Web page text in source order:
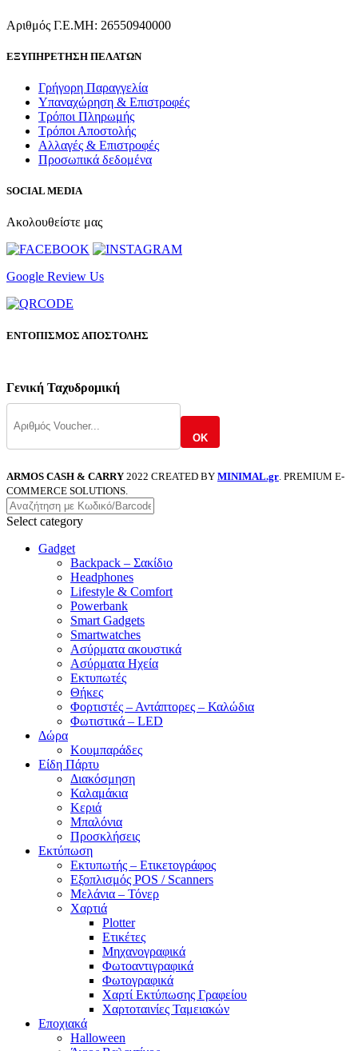
Αριθμός Γ.Ε.ΜΗ: 26550940000
ΕΞΥΠΗΡΕΤΗΣΗ ΠΕΛΑΤΩΝ
Γρήγορη Παραγγελία
Υπαναχώρηση & Επιστροφές
Τρόποι Πληρωμής
Τρόποι Αποστολής
Αλλαγές & Επιστροφές
Προσωπικά δεδομένα
SOCIAL MEDIA
Ακολουθείστε μας
Google Review Us
ΕΝΤΟΠΙΣΜΟΣ ΑΠΟΣΤΟΛΗΣ
Γενική Ταχυδρομική
OK
ARMOS CASH & CARRY 2022 CREATED BY MINIMAL.gr . PREMIUM E-
COMMERCE SOLUTIONS.
Select category
Gadget
Backpack – Σακίδιο
Headphones
Lifestyle & Comfort
Powerbank
Smart Gadgets
Smartwatches
Ασύρματα ακουστικά
Ασύρματα Ηχεία
Εκτυπωτές
Θήκες
Φορτιστές – Αντάπτορες – Καλώδια
Φωτιστικά – LED
Δώρα
Κουμπαράδες
Είδη Πάρτυ
Διακόσμηση
Καλαμάκια
Κεριά
Μπαλόνια
Προσκλήσεις
Εκτύπωση
Εκτυπωτής – Ετικετογράφος
Εξοπλισμός POS / Scanners
Μελάνια – Τόνερ
Χαρτιά
Plotter
Ετικέτες
Μηχανογραφικά
Φωτοαντιγραφικά
Φωτογραφικά
Χαρτί Εκτύπωσης Γραφείου
Χαρτοταινίες Ταμειακών
Εποχιακά
Halloween